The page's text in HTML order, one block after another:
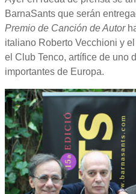
BarnaSants que serán
Premio de Canción de Autor
italiano Roberto Vecchioni y el
el Club Tenco, artífice de uno
importantes de Europa.